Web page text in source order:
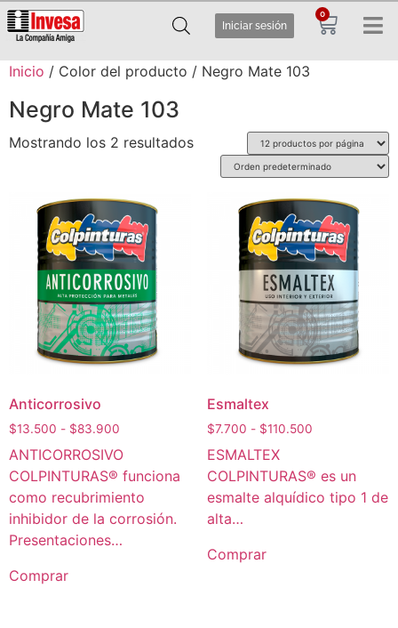
Iniciar sesión
0
Inicio / Color del producto / Negro Mate 103
Negro Mate 103
Mostrando los 2 resultados
Anticorrosivo
$13.500 - $83.900
ANTICORROSIVO
COLPINTURAS® funciona
como recubrimiento
inhibidor de la corrosión.
Presentaciones…
Comprar
Esmaltex
$7.700 - $110.500
ESMALTEX
COLPINTURAS® es un
esmalte alquídico tipo 1 de
alta…
Comprar